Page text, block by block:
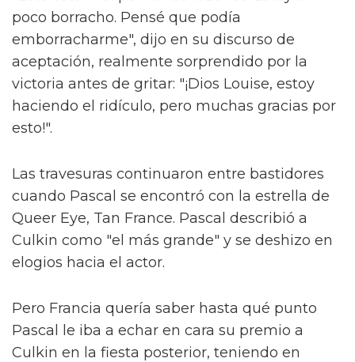
poco borracho. Pensé que podía
emborracharme", dijo en su discurso de
aceptación, realmente sorprendido por la
victoria antes de gritar: "¡Dios Louise, estoy
haciendo el ridículo, pero muchas gracias por
esto!".
Las travesuras continuaron entre bastidores
cuando Pascal se encontró con la estrella de
Queer Eye, Tan France. Pascal describió a
Culkin como "el más grande" y se deshizo en
elogios hacia el actor.
Pero Francia quería saber hasta qué punto
Pascal le iba a echar en cara su premio a
Culkin en la fiesta posterior, teniendo en